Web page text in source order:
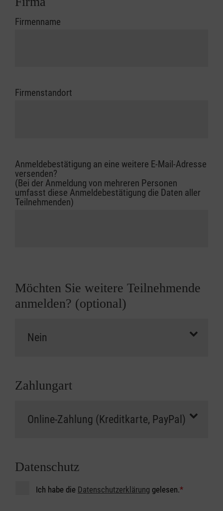
Firmenname
Firmenstandort
Anmeldebestätigung an eine weitere E-Mail-Adresse
versenden?
(Bei der Anmeldung von mehreren Personen
umfasst diese Anmeldebestätigung die Daten aller
Teilnehmenden)
Möchten Sie weitere Teilnehmende
anmelden? (optional)
Zahlungart
Datenschutz
Ich habe die Datenschutzerklärung gelesen.*